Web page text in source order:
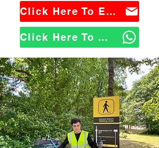
Click Here To Email Us
Click Here To WhatsApp Us